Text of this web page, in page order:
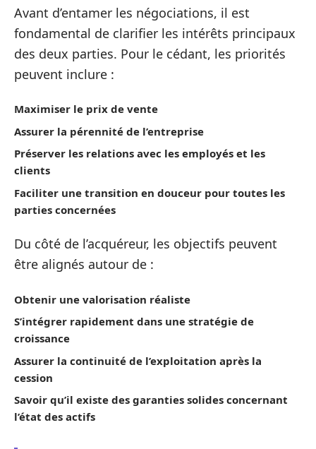
Avant d’entamer les négociations, il est
fondamental de clarifier les intérêts principaux
des deux parties. Pour le cédant, les priorités
peuvent inclure :
Maximiser le prix de vente
Assurer la pérennité de l’entreprise
Préserver les relations avec les employés et les
clients
Faciliter une transition en douceur pour toutes les
parties concernées
Du côté de l’acquéreur, les objectifs peuvent
être alignés autour de :
Obtenir une valorisation réaliste
S’intégrer rapidement dans une stratégie de
croissance
Assurer la continuité de l’exploitation après la
cession
Savoir qu’il existe des garanties solides concernant
l’état des actifs